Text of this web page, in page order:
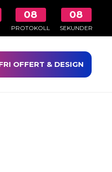
08
PROTOKOLL
07
SEKUNDER
OFFERT & DESIGN